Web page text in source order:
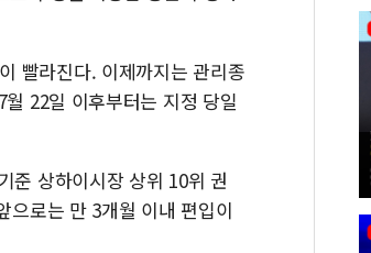
빨라진다. 이제까지는 관리종
22일 이후부터는 지정 당일
준 상하이시장 상위 10위 권
으로는 만 3개월 이내 편입이